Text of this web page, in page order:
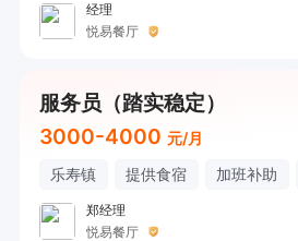
经理
悦易餐厅
服务员（踏实稳定）
3000-4000 元/月
乐寿镇 提供食宿 加班补助
郑经理
悦易餐厅